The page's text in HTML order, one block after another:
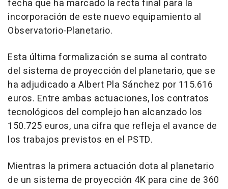
fecha que ha marcado la recta final para la
incorporación de este nuevo equipamiento al
Observatorio-Planetario.
Esta última formalización se suma al contrato
del sistema de proyección del planetario, que se
ha adjudicado a Albert Pla Sánchez por 115.616
euros. Entre ambas actuaciones, los contratos
tecnológicos del complejo han alcanzado los
150.725 euros, una cifra que refleja el avance de
los trabajos previstos en el PSTD.
Mientras la primera actuación dota al planetario
de un sistema de proyección 4K para cine de 360